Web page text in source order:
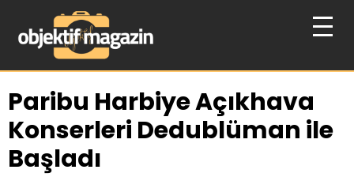
Paribu Harbiye Açıkhava
Konserleri Dedublüman ile
Başladı